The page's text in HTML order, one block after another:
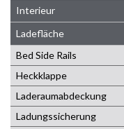
Interieur
Ladefläche
Bed Side Rails
Heckklappe
Laderaumabdeckung
Ladungssicherung